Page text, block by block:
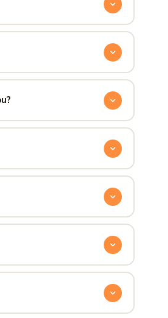
hřejivá, pevná a zároveň
PPL, GLS nebo Českou
už za pár dní.
naPrůvodce velikostmi
nás kontaktovat na
se nebojte napsat na
originální dárky nebo párové